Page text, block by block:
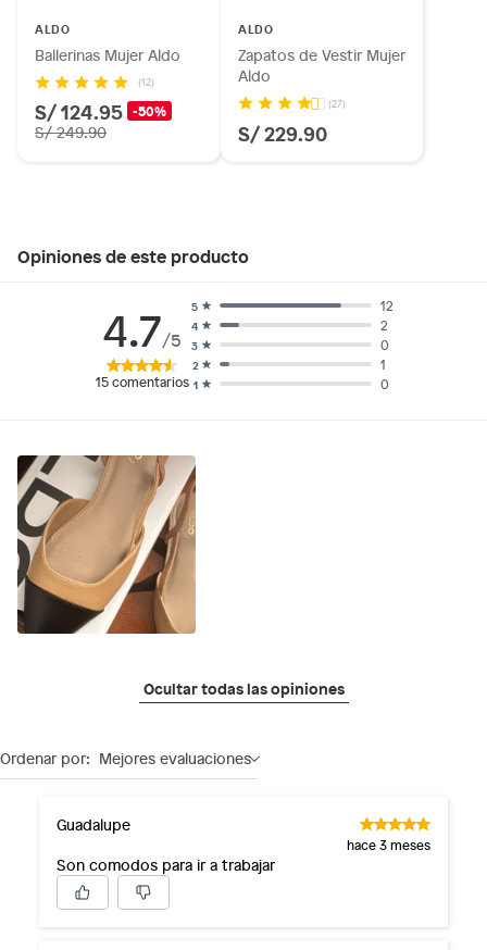
ALDO
Ballerinas Mujer Aldo
(12)
S/ 124.95 -50%
S/ 249.90
ALDO
Zapatos de Vestir Mujer
Aldo
(27)
S/ 229.90
Opiniones de este producto
4.7/5
15 comentarios 1 0
2 1
3 0
4 2
5 12
Ocultar todas las opiniones
Ordenar por: Mejores evaluaciones
Guadalupe
hace 3 meses
Son comodos para ir a trabajar